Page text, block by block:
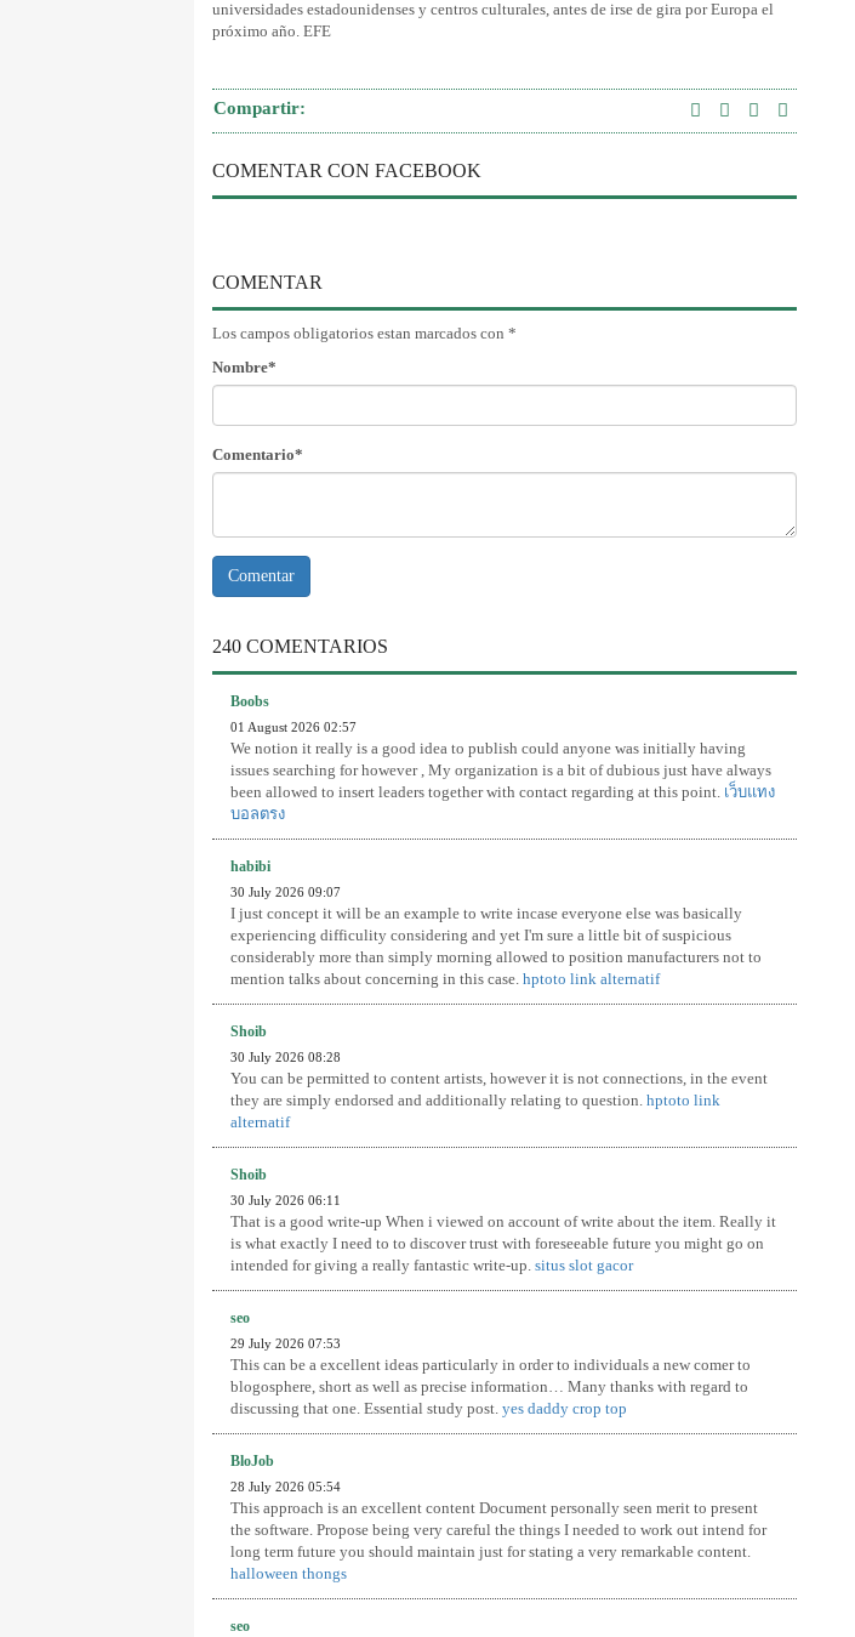
universidades estadounidenses y centros culturales, antes de irse de gira por Europa el
próximo año. EFE
Compartir:
COMENTAR CON FACEBOOK
COMENTAR
Los campos obligatorios estan marcados con *
Nombre*
Comentario*
240 COMENTARIOS
Boobs
01 August 2026 02:57
We notion it really is a good idea to publish could anyone was initially having
issues searching for however , My organization is a bit of dubious just have always
been allowed to insert leaders together with contact regarding at this point. เว็บแทง
บอลตรง
habibi
30 July 2026 09:07
I just concept it will be an example to write incase everyone else was basically
experiencing difficulity considering and yet I'm sure a little bit of suspicious
considerably more than simply morning allowed to position manufacturers not to
mention talks about concerning in this case. hptoto link alternatif
Shoib
30 July 2026 08:28
You can be permitted to content artists, however it is not connections, in the event
they are simply endorsed and additionally relating to question. hptoto link
alternatif
Shoib
30 July 2026 06:11
That is a good write-up When i viewed on account of write about the item. Really it
is what exactly I need to to discover trust with foreseeable future you might go on
intended for giving a really fantastic write-up. situs slot gacor
seo
29 July 2026 07:53
This can be a excellent ideas particularly in order to individuals a new comer to
blogosphere, short as well as precise information… Many thanks with regard to
discussing that one. Essential study post. yes daddy crop top
BloJob
28 July 2026 05:54
This approach is an excellent content Document personally seen merit to present
the software. Propose being very careful the things I needed to work out intend for
long term future you should maintain just for stating a very remarkable content.
halloween thongs
seo
Señor de los Milagros 2025